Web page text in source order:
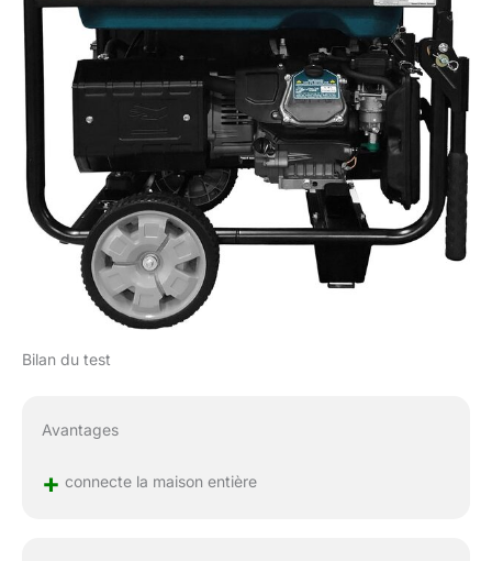
Bilan du test
Avantages
+ connecte la maison entière